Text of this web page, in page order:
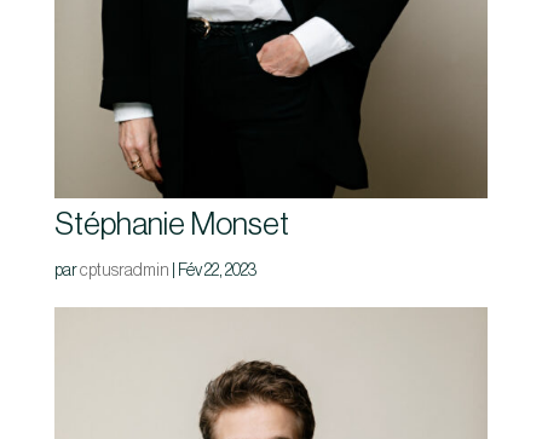
Stéphanie Monset
parcptusradmin Fév 22, 2023